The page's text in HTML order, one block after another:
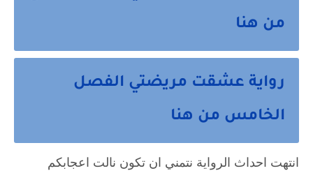
من هنا
رواية عشقت مريضتي الفصل
الخامس من هنا
انتهت احداث الرواية نتمني ان تكون نالت اعجابكم